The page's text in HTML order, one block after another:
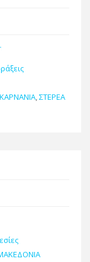
,ΣΤΕΡΕΑ